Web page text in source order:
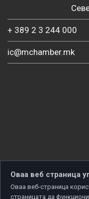
+ 389 2 3 244 000
ic@mchamber.mk
Оваа веб страница
Оваа веб-страница
страницата да